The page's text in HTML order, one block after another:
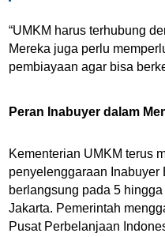
“UMKM harus terhubung
Mereka juga perlu
pembiayaan agar bisa
Peran Inabuyer dalam
Kementerian UMKM terus
penyelenggaraan Inabuyer
berlangsung pada 5
Jakarta. Pemerintah
Pusat Perbelanjaan